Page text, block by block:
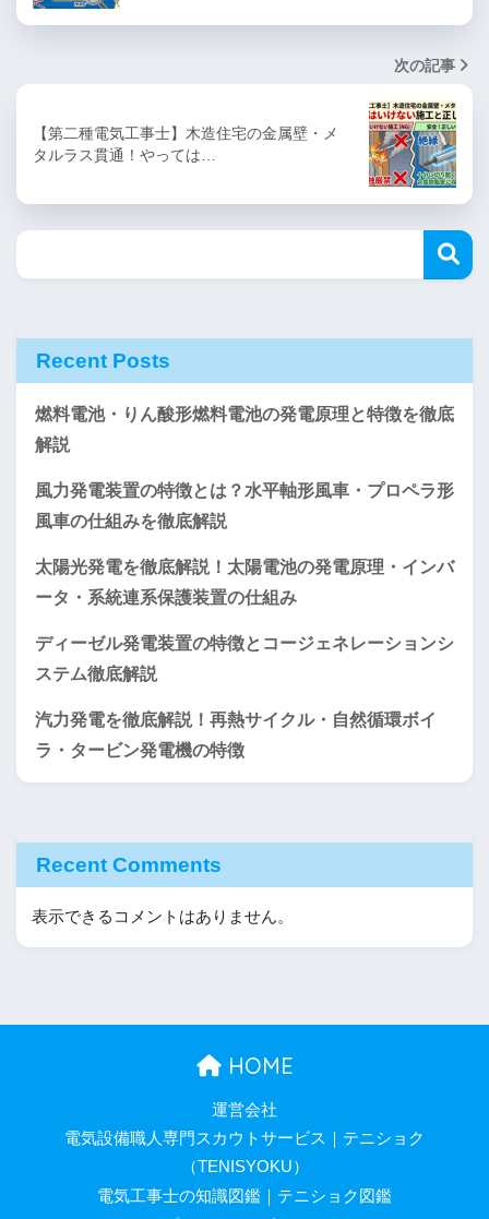
次の記事
【第二種電気工事士】木造住宅の金属壁・メ
タルラス貫通！やっては…
Recent Posts
燃料電池・りん酸形燃料電池の発電原理と特徴を徹底
解説
風力発電装置の特徴とは？水平軸形風車・プロペラ形
風車の仕組みを徹底解説
太陽光発電を徹底解説！太陽電池の発電原理・インバ
ータ・系統連系保護装置の仕組み
ディーゼル発電装置の特徴とコージェネレーションシ
ステム徹底解説
汽力発電を徹底解説！再熱サイクル・自然循環ボイ
ラ・タービン発電機の特徴
Recent Comments
表示できるコメントはありません。
HOME
運営会社
電気設備職人専門スカウトサービス｜テニショク
（TENISYOKU）
電気工事士の知識図鑑｜テニショク図鑑